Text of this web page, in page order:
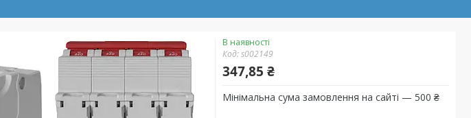
В наявності
Код:s002149
347,85 ₴
Мінімальна сума замовлення на сайті — 500 ₴